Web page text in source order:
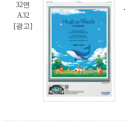
32면
A32
[광고]